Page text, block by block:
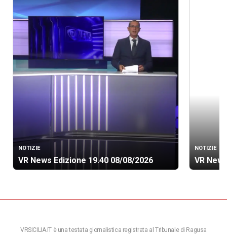
NOTIZIE
VR News Edizione 19.40 08/08/2026
NOTIZIE
VR
VRSICILIA.IT è una testata giornalistica registrata al Tribunale di Ragusa